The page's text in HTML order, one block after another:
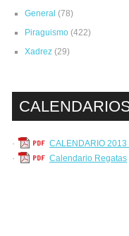
General (78)
Piraguismo (422)
Xadrez (29)
·
CALENDARIO
·
Calendario Regatas